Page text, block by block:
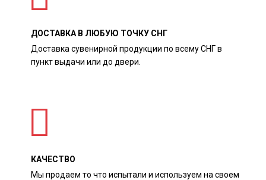
ДОСТАВКА В ЛЮБУЮ ТОЧКУ СНГ
Доставка сувенирной продукции по всему СНГ в
пункт выдачи или до двери.
КАЧЕСТВО
Мы продаем то что испытали и используем на своем